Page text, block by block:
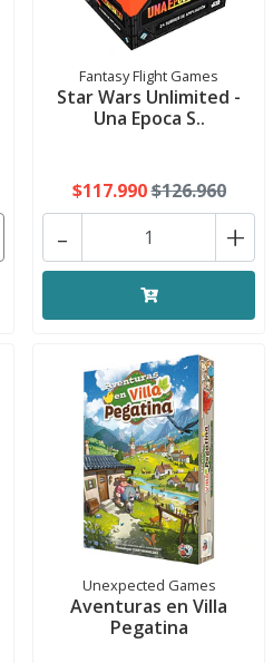
Fantasy Flight Games
Star Wars Unlimited -
Una Epoca S..
$117.990$126.960
+
-
Unexpected Games
Aventuras en Villa
Pegatina